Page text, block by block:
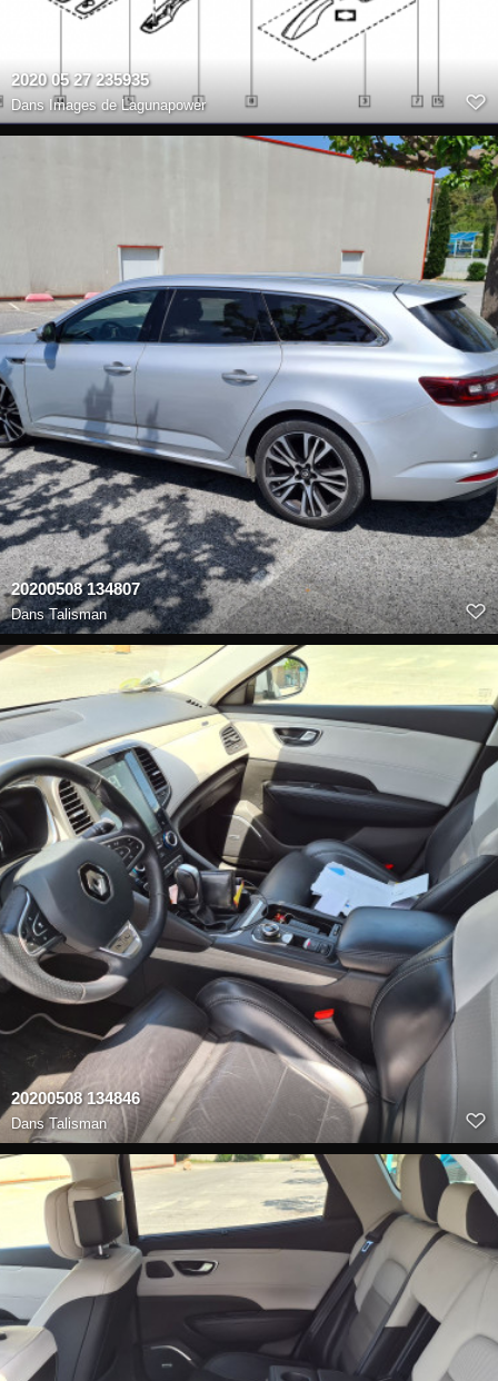
2020 05 27 235935
Dans Images de Lagunapower
20200508 134807
DansTalisman
20200508 134846
Dans Talisman